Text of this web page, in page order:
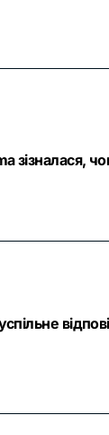
зізналася,